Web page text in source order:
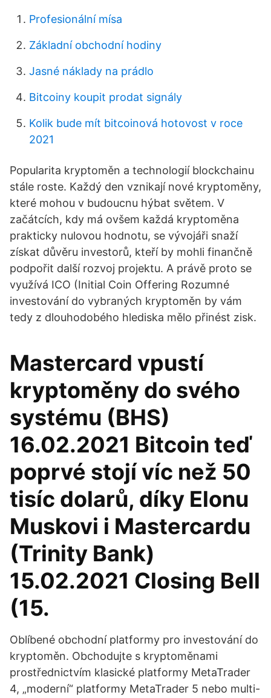
Profesionální mísa
Základní obchodní hodiny
Jasné náklady na prádlo
Bitcoiny koupit prodat signály
Kolik bude mít bitcoinová hotovost v roce
2021
Popularita kryptoměn a technologií blockchainu
stále roste. Každý den vznikají nové kryptoměny,
které mohou v budoucnu hýbat světem. V
začátcích, kdy má ovšem každá kryptoměna
prakticky nulovou hodnotu, se vývojáři snaží
získat důvěru investorů, kteří by mohli finančně
podpořit další rozvoj projektu. A právě proto se
využívá ICO (Initial Coin Offering Rozumné
investování do vybraných kryptoměn by vám
tedy z dlouhodobého hlediska mělo přinést zisk.
Mastercard vpustí
kryptoměny do svého
systému (BHS)
16.02.2021 Bitcoin teď
poprvé stojí víc než 50
tisíc dolarů, díky Elonu
Muskovi i Mastercardu
(Trinity Bank)
15.02.2021 Closing Bell
(15.
Oblíbené obchodní platformy pro investování do
kryptoměn. Obchodujte s kryptoměnami
prostřednictvím klasické platformy MetaTrader
4, „moderní“ platformy MetaTrader 5 nebo multi-